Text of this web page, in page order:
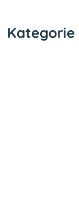
Kategorie